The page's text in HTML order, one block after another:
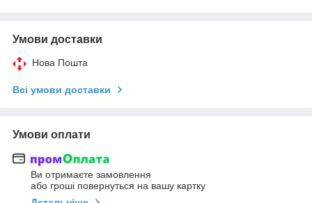
Умови доставки
Нова Пошта
Всі умови доставки
Умови оплати
Ви отримаєте замовлення
або гроші повернуться на вашу картку